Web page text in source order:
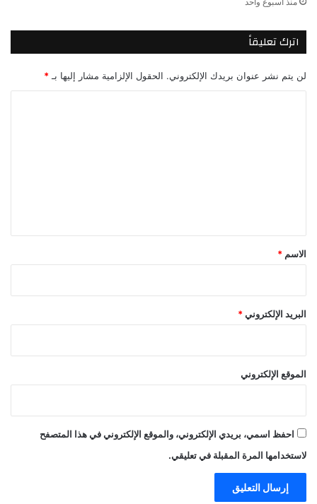
اترك تعليقاً
لن يتم نشر عنوان بريدك الإلكتروني. الحقول الإلزامية مشار إليها بـ *
*
الاسم *
البريد الإلكتروني *
الموقع الإلكتروني
احفظ اسمي، بريدي الإلكتروني، والموقع الإلكتروني في هذا المتصفح
لاستخدامها المرة المقبلة في تعليقي.